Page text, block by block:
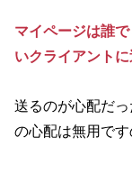
マイページは誰
いクライアント
送るのが心配だ
の心配は無用で